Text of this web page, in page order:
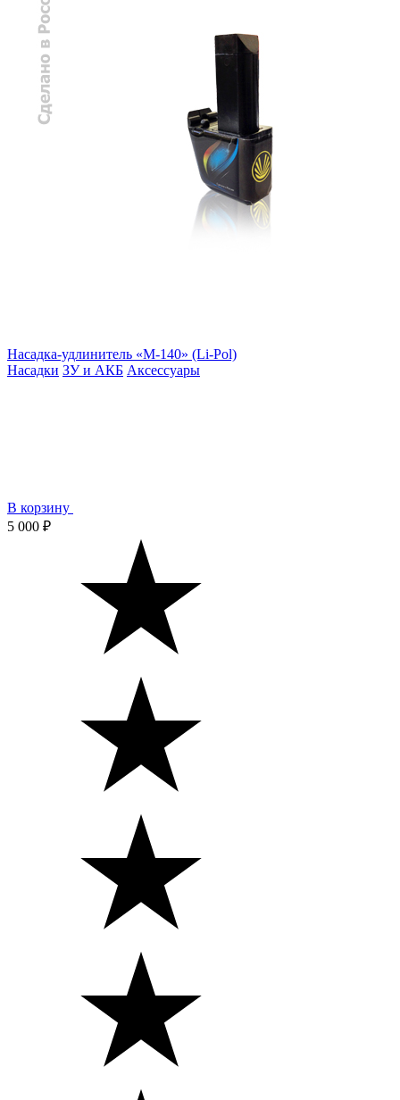
Насадка-удлинитель «М-140» (Li-Pol)
Насадки ЗУ и АКБ Аксессуары
В корзину
5 000 ₽